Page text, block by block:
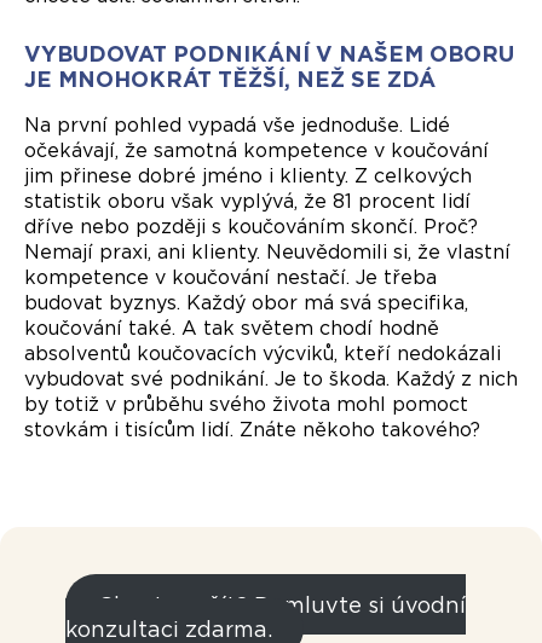
VYBUDOVAT PODNIKÁNÍ V NAŠEM OBORU
JE MNOHOKRÁT TĚŽŠÍ, NEŽ SE ZDÁ
Na první pohled vypadá vše jednoduše. Lidé
očekávají, že samotná kompetence v koučování
jim přinese dobré jméno i klienty. Z celkových
statistik oboru však vyplývá, že 81 procent lidí
dříve nebo později s koučováním skončí. Proč?
Nemají praxi, ani klienty. Neuvědomili si, že vlastní
kompetence v koučování nestačí. Je třeba
budovat byznys. Každý obor má svá specifika,
koučování také. A tak světem chodí hodně
absolventů koučovacích výcviků, kteří nedokázali
vybudovat své podnikání. Je to škoda. Každý z nich
by totiž v průběhu svého života mohl pomoct
stovkám i tisícům lidí. Znáte někoho takového?
Chcete začít? Domluvte si úvodní
konzultaci zdarma.